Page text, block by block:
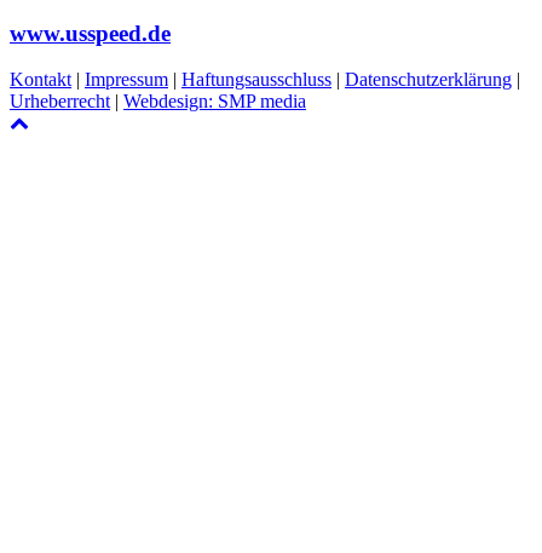
www.usspeed.de
Kontakt | Impressum | Haftungsausschluss | Datenschutzerklärung |
Urheberrecht | Webdesign: SMP media